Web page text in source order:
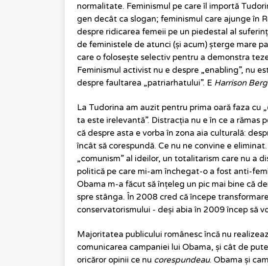
normalitate. Feminismul pe care îl importă
gen decât ca slogan; feminismul care ajunge în
despre ridicarea femeii pe un piedestal al
de feministele de atunci (și acum) șterge mare
care o folosește selectiv pentru a demonstra
Feminismul activist nu e despre „enabling”, nu
despre faultarea „patriarhatului”. E Harrison
La Tudorina am auzit pentru prima oară faza cu
ta este irelevantă”. Distracția nu e în ce a rămas
că despre asta e vorba în zona aia culturală:
încât să corespundă. Ce nu ne convine e
„comunism” al ideilor, un totalitarism care nu a
politică pe care mi-am închegat-o a fost anti-
Obama m-a făcut să înțeleg un pic mai bine că
spre stânga. În 2008 cred că începe
conservatorismului - deși abia în 2009 încep să
Majoritatea publicului românesc încă nu
comunicarea campaniei lui Obama, și cât de
oricăror opinii ce nu corespundeau. Obama și